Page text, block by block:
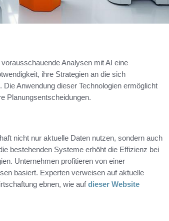
Analysen mit AI eine
ihre Strategien an die sich
Anwendung dieser Technologien ermöglicht
Planungsentscheidungen.
nicht nur aktuelle Daten nutzen, sondern auch
bestehenden Systeme erhöht die Effizienz bei
Unternehmen profitieren von einer
basiert. Experten verweisen auf aktuelle
ebnen, wie aufdieser Website